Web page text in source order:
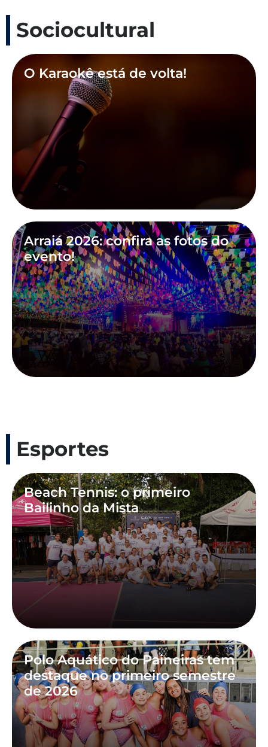
Sociocultural
O Karaokê está de volta!
Arraiá 2026: confira as fotos do
evento!
Esportes
Beach Tennis: o primeiro
Bailinho da Mista
Polo Aquático do Paineiras tem
destaque no primeiro semestre
de 2026